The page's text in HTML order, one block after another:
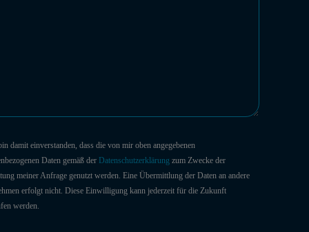
damit einverstanden, dass die von mir oben angegebenen
Daten gemäß der Datenschutzerklärung zum Zwecke der
meiner Anfrage genutzt werden. Eine Übermittlung der Daten an andere
erfolgt nicht. Diese Einwilligung kann jederzeit für die Zukunft
werden.